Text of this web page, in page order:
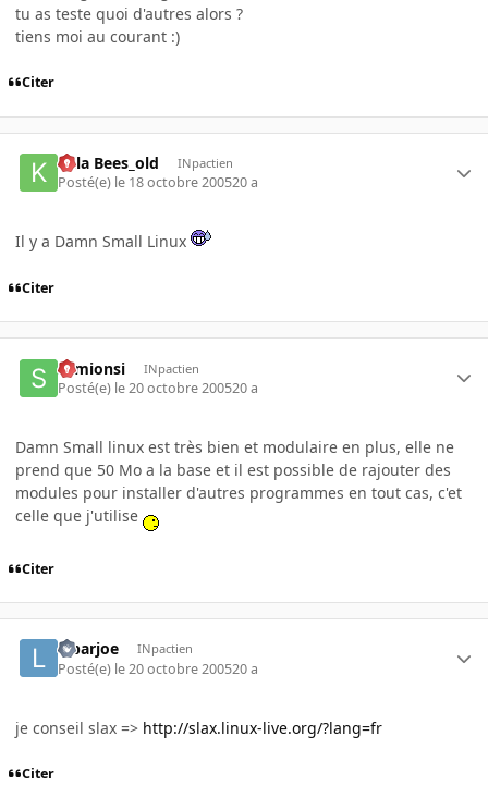
tu as teste quoi d'autres alors ?
tiens moi au courant :)
Citer
Killa Bees_old INpactien
Posté(e) le 18 octobre 200520 a
Il y a Damn Small Linux
Citer
semionsi INpactien
Posté(e) le 20 octobre 200520 a
Damn Small linux est très bien et modulaire en plus, elle ne
prend que 50 Mo a la base et il est possible de rajouter des
modules pour installer d'autres programmes en tout cas, c'et
celle que j'utilise
Citer
lebarjoe INpactien
Posté(e) le 20 octobre 200520 a
je conseil slax => http://slax.linux-live.org/?lang=fr
Citer